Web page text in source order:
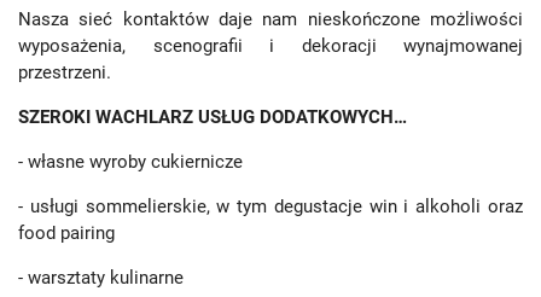
Nasza sieć kontaktów daje nam nieskończone możliwości
wyposażenia, scenografii i dekoracji wynajmowanej
przestrzeni.
SZEROKI WACHLARZ USŁUG DODATKOWYCH…
- własne wyroby cukiernicze
- usługi sommelierskie, w tym degustacje win i alkoholi oraz
food pairing
- warsztaty kulinarne